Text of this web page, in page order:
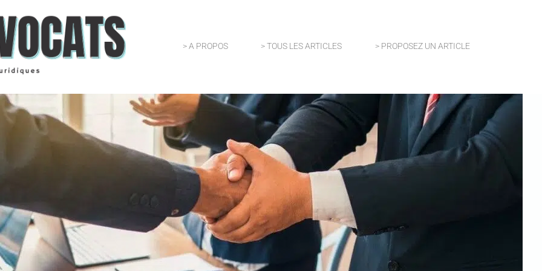
> A PROPOS > TOUS LES ARTICLES > PROPOSEZ UN ARTICLE